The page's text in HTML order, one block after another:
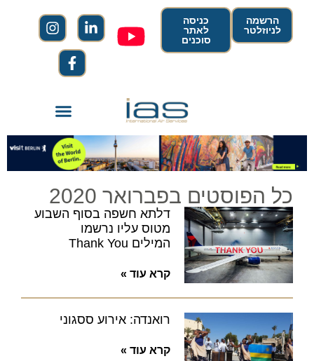
הרשמה
לניוזלטר
כניסה
לאתר
סוכנים
כל הפוסטים בפברואר 2020
דלתא חשפה בסוף השבוע
מטוס עליו נרשמו
המילים Thank You
קרא עוד »
רואנדה: אירוע ססגוני
קרא עוד »